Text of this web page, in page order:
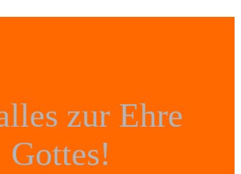
zur Ehre
Gottes!